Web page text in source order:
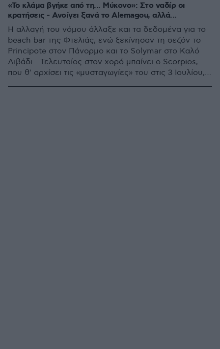
«Το κλάμα βγήκε από τη... Μύκονο»: Στο ναδίρ οι
κρατήσεις - Ανοίγει ξανά το Alemagou, αλλά...
Η αλλαγή του νόμου άλλαξε και τα δεδομένα για το
beach bar της Φτελιάς, ενώ ξεκίνησαν τη σεζόν το
Principote στον Πάνορμο και το Solymar στο Καλό
Λιβάδι - Τελευταίος στον χορό μπαίνει ο Scorpios,
που θ' αρχίσει τις «μυσταγωγίες» του στις 3 Ιουλίου,